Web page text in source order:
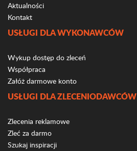
Aktualności
Kontakt
USŁUGI DLA WYKONAWCÓW
Wykup dostęp do zleceń
Współpraca
Załóż darmowe konto
USŁUGI DLA ZLECENIODAWCÓW
Zlecenia reklamowe
Zleć za darmo
Szukaj inspiracji